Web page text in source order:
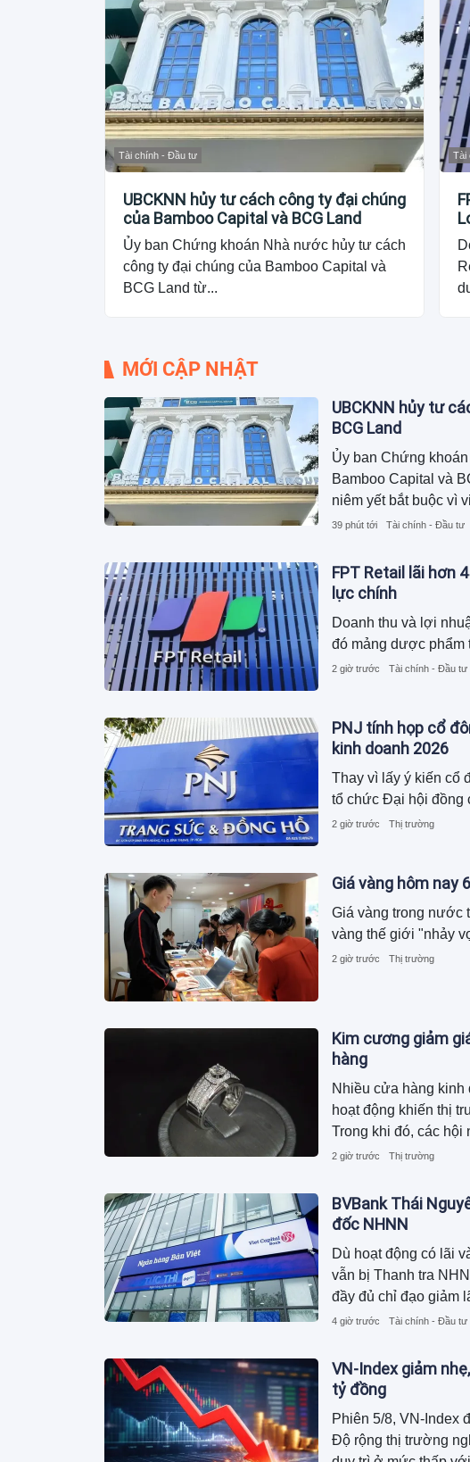
Tài chính - Đầu tư
UBCKNN hủy tư cách công ty đại chúng
của Bamboo Capital và BCG Land
Ủy ban Chứng khoán Nhà nước hủy tư cách
công ty đại chúng của Bamboo Capital và
BCG Land từ...
Tài
MỚI CẬP NHẬT
UBCKNN hủy tư
BCG Land
Ủy ban Chứng
Bamboo Capital và
niêm yết bắt buộc vì
39 phút tới Tài chính - Đầu tư
FPT Retail lãi hơn
lực chính
Doanh thu và lợi
đó mảng dược phẩm
2 giờ trước Tài chính - Đầu tư
PNJ tính họp cổ
kinh doanh 2026
Thay vì lấy ý kiến cổ
tổ chức Đại hội đồng
2 giờ trước Thị trường
Giá vàng hôm nay
Giá vàng trong nước
vàng thế giới "nhảy
2 giờ trước Thị trường
Kim cương giảm
hàng
Nhiều cửa hàng kinh
hoạt động khiến thị
Trong khi đó, các hội
nhịp với hàng loạt
2 giờ trước Thị trường
BVBank Thái
đốc NHNN
Dù hoạt động có lãi
vẫn bị Thanh tra
đầy đủ chỉ đạo giảm
4 giờ trước Tài chính - Đầu tư
VN-Index giảm
tỷ đồng
Phiên 5/8, VN-Index
Độ rộng thị trường